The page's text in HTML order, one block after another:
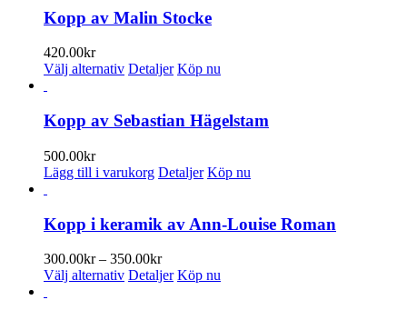
kan
väljas
har
flera
De
olika
kan
väljas
Kopp av Malin Stocke
420.00kr
Välj alternativ Den
har
flera
De
olika
väljas
produktsidan
Detaljer Köp nu
Kopp av Sebastian Hägelstam
500.00kr
Lägg till i varukorg Detaljer Köp nu
Kopp i keramik av Ann-Louise Roman
300.00kr – 350.00krPrisintervall:
300.00kr
Välj alternativ Den
Detaljer Köp nu